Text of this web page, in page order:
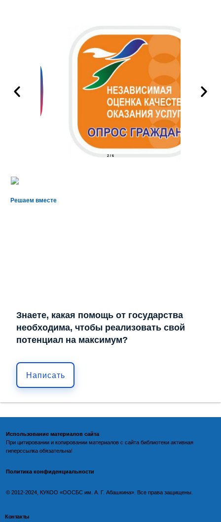
2 / 6
Решаем вместе
Знаете, какая помощь от государства
необходима, чтобы реализовать свой
потенциал на максимум?
Написать
Использование материалов сайта
При цитировании и копировании материалов с сайта библиотеки активная
гиперссылка обязательна!
Политика конфиденциальности
©️ 2012-2024, КУКОО «ООСБС им. А. Г. Абашкина». Все права защищены.
Контакты